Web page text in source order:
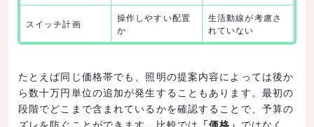
スイッチ計画
操作しやすい配置
か
生活動線が考慮さ
れていない
たとえば同じ価格帯でも、照明の提案内容によっては後か
ら数十万円単位の追加が発生することもあります。最初の
段階でどこまで含まれているかを確認することで、予算の